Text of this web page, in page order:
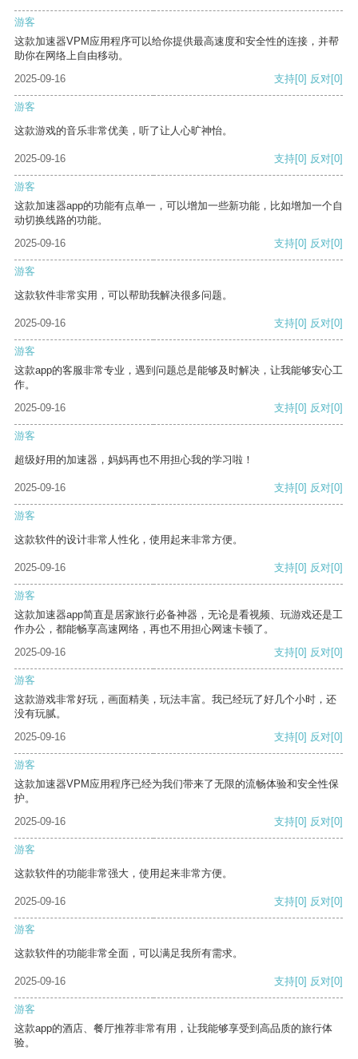
游客
这款加速器VPM应用程序可以给你提供最高速度和安全性的连接，并帮
助你在网络上自由移动。
2025-09-16
支持[0] 反对[0]
游客
这款游戏的音乐非常优美，听了让人心旷神怡。
2025-09-16 支持[0] 反对[0]
游客
这款加速器app的功能有点单一，可以增加一些新功能，比如增加一个自
动切换线路的功能。
2025-09-16
支持[0] 反对[0]
游客
这款软件非常实用，可以帮助我解决很多问题。
2025-09-16 支持[0] 反对[0]
游客
这款app的客服非常专业，遇到问题总是能够及时解决，让我能够安心工
作。
2025-09-16
支持[0] 反对[0]
游客
超级好用的加速器，妈妈再也不用担心我的学习啦！
2025-09-16 支持[0] 反对[0]
游客
这款软件的设计非常人性化，使用起来非常方便。
2025-09-16 支持[0] 反对[0]
游客
这款加速器app简直是居家旅行必备神器，无论是看视频、玩游戏还是工
作办公，都能畅享高速网络，再也不用担心网速卡顿了。
2025-09-16
支持[0] 反对[0]
游客
这款游戏非常好玩，画面精美，玩法丰富。我已经玩了好几个小时，还
没有玩腻。
2025-09-16
支持[0] 反对[0]
游客
这款加速器VPM应用程序已经为我们带来了无限的流畅体验和安全性保
护。
2025-09-16
支持[0] 反对[0]
游客
这款软件的功能非常强大，使用起来非常方便。
2025-09-16 支持[0] 反对[0]
游客
这款软件的功能非常全面，可以满足我所有需求。
2025-09-16 支持[0] 反对[0]
游客
这款app的酒店、餐厅推荐非常有用，让我能够享受到高品质的旅行体
验。